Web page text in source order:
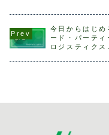
戦後最悪のマイナ
ス成長を記録しま
した。自動車や電
子部品など、輸出
の展望
えてみ
ます。
の現況
今日からはじめ
ード・パーティ
ロジスティクス